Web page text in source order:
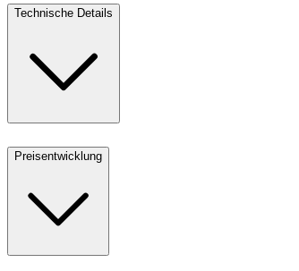
Technische Details
Preisentwicklung